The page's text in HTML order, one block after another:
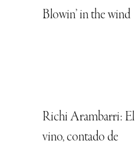
Blowin’ in the wind
Richi Arambarri: El
vino, contado de